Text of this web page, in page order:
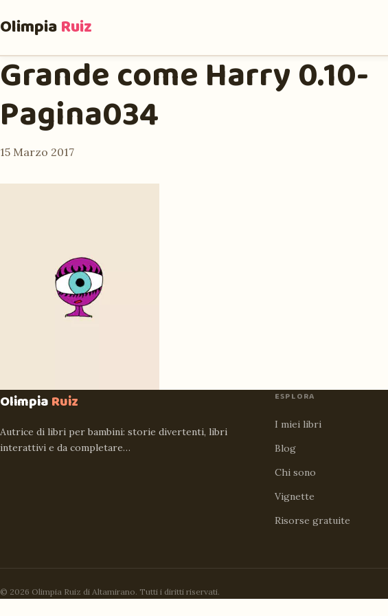
OlimpiaRuiz
Grande come Harry 0.10-
Pagina034
15 Marzo 2017
OlimpiaRuiz
Autrice di libri per bambini: storie divertenti, libri
interattivi e da completare…
ESPLORA
I miei libri
Blog
Chi sono
Vignette
Risorse gratuite
© 2026 Olimpia Ruiz di Altamirano. Tutti i diritti riservati.